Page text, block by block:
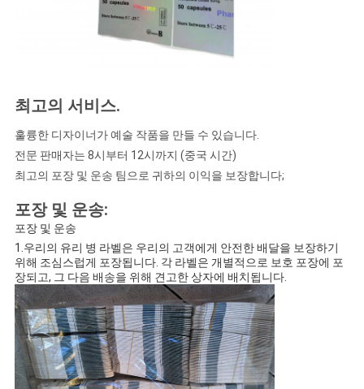
최고의 서비스.
훌륭한 디자이너가 예술 작품을 만들 수 있습니다.
전문 판매자는 8시부터 12시까지 (중국 시간)
최고의 포장 및 운송 팀으로 귀하의 이익을 보장합니다;
포장 및 운송:
포장 및 운송
1.우리의 유리 병 라벨은 우리의 고객에게 안전한 배달을 보장하기
위해 조심스럽게 포장됩니다. 각 라벨은 개별적으로 보호 포장에 포
장되고, 그 다음 배송을 위해 견고한 상자에 배치됩니다.